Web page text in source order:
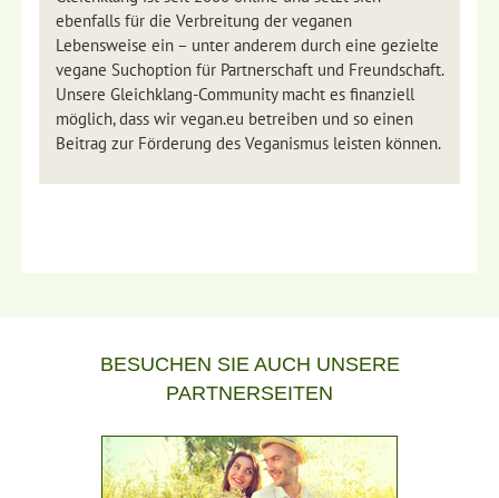
ebenfalls für die Verbreitung der veganen
Lebensweise ein – unter anderem durch eine gezielte
vegane Suchoption für Partnerschaft und Freundschaft.
Unsere Gleichklang-Community macht es finanziell
möglich, dass wir vegan.eu betreiben und so einen
Beitrag zur Förderung des Veganismus leisten können.
BESUCHEN SIE AUCH UNSERE
PARTNERSEITEN